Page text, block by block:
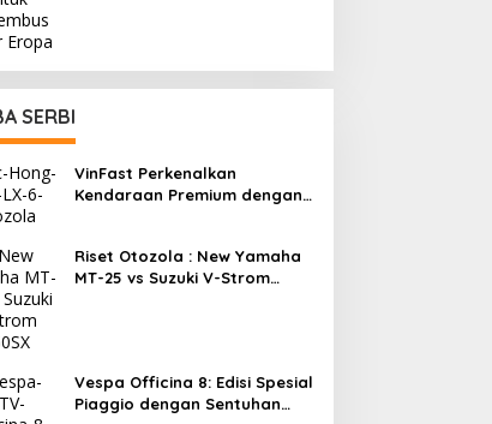
SERBI
VinFast Perkenalkan
Kendaraan Premium dengan
Riset Otozola : New Yamaha
MT-25 vs Suzuki V-Strom
Vespa Officina 8: Edisi Spesial
Piaggio dengan Sentuhan